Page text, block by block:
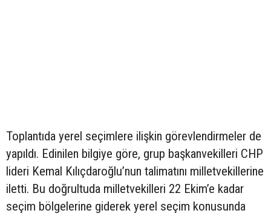
Toplantıda yerel seçimlere ilişkin görevlendirmeler de
yapıldı. Edinilen bilgiye göre, grup başkanvekilleri CHP
lideri Kemal Kılıçdaroğlu’nun talimatını milletvekillerine
iletti. Bu doğrultuda milletvekilleri 22 Ekim’e kadar
seçim bölgelerine giderek yerel seçim konusunda